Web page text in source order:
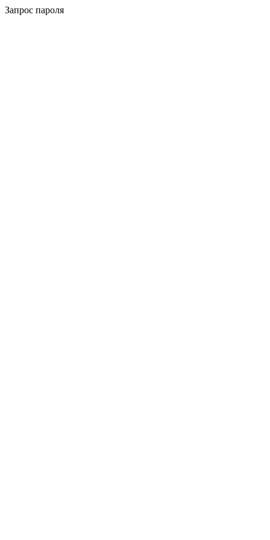
Запрос пароля